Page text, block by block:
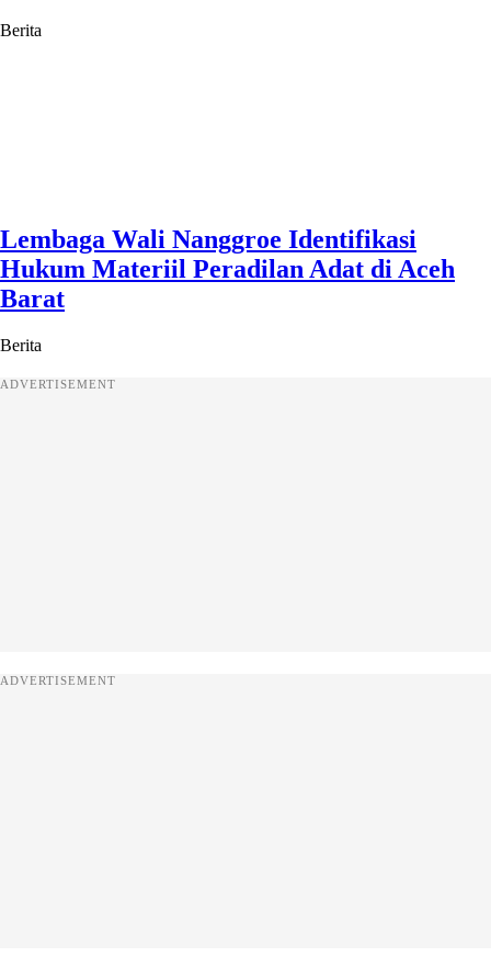
Berita
Lembaga Wali Nanggroe Identifikasi
Hukum Materiil Peradilan Adat di Aceh
Barat
Berita
ADVERTISEMENT
ADVERTISEMENT